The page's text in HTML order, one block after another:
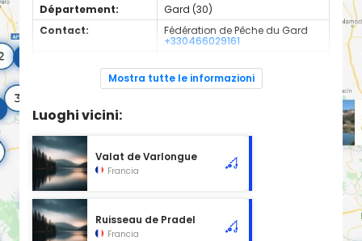
Département:
Gard (30)
Contact:
Fédération de Pêche du Gard
+330466029161
blanc
Cours d'eau d'une longueur de 0.69 km classé en 2ème
Mostra tutte le informazioni
Luoghi vicini:
Valat de Varlongue
Francia
Ruisseau de Pradel
Francia